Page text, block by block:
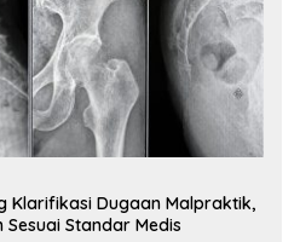
Klarifikasi Dugaan Malpraktik,
Sesuai Standar Medis